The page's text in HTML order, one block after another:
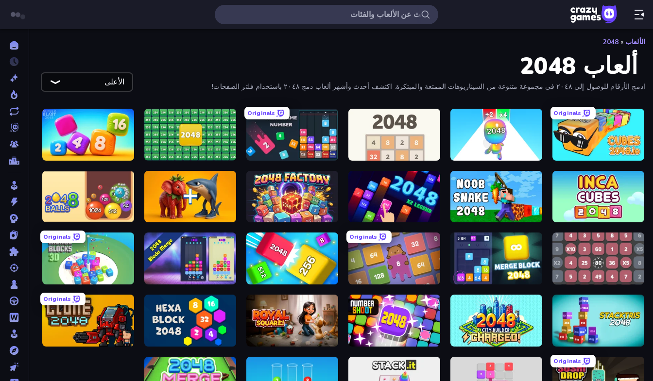
الألعاب »
2048
ألعاب 2048
ادمج الأرقام للوصول إلى ٢٠٤٨ في مجموعة متنوعة من السيناريوهات الممتعة والمبتكرة. اكتشف أحدث وأشهر ألعاب دمج ٢٠٤٨ باستخدام فلتر الصفحات! الأعلى
Originals
Cubes 2048.io
Man Runner 2048
2048
Originals
Drop & Merge the Numbers
2048 Merge Blocks
Number Blast 2048
Inca Cubes 2048
Noob Snake 2048
2048 X2 Legend
2048 Factory
Brainrot Evolution: 2048 Merge Fight
Crazy 2048 Balls
Get 1000
Merge Block 2048
Originals
Capybara Block Shot
Qube 2048
2048 Blocks Merge
Originals
Merge Blocks 3D
Stacktris 2048
2048 City Builder
Number Shoot
Royal Square
Hexa Block 2048 Idle
Originals
Clone2048
Originals